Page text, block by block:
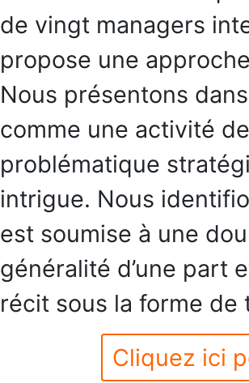
de vingt managers
propose une
Nous présentons
comme une activité
problématique
intrigue. Nous
est soumise à une
généralité d’une part
récit sous la forme de
Cliquez ici